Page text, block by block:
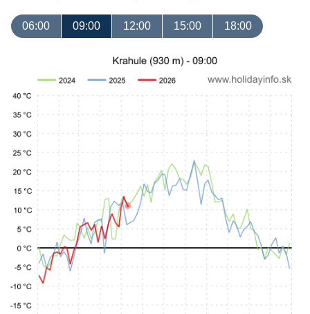
06:00 09:00 12:00 15:00 18:00